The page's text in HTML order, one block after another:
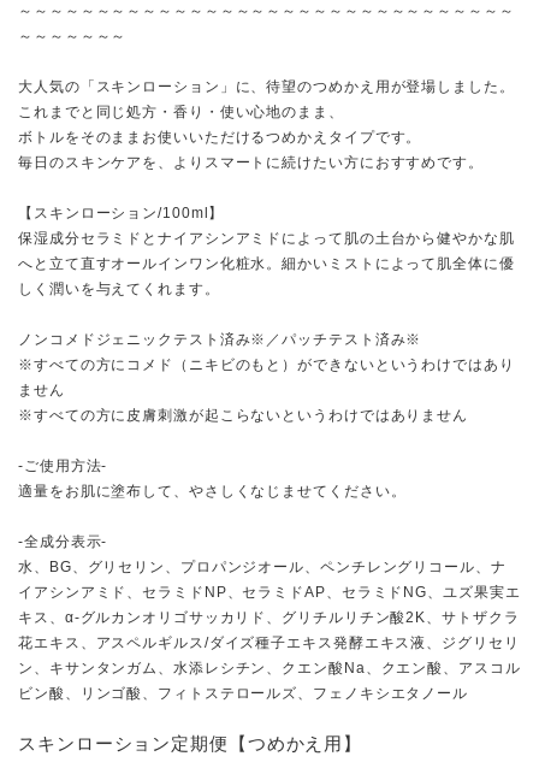
～～～～～～～～～～～～～～～～～～～～～～～～～～～～～～～～
～～～～～～～
大人気の「スキンローション」に、待望のつめかえ用が登場しました。
これまでと同じ処方・香り・使い心地のまま、
ボトルをそのままお使いいただけるつめかえタイプです。
毎日のスキンケアを、よりスマートに続けたい方におすすめです。
【スキンローション/100ml】
保湿成分セラミドとナイアシンアミドによって肌の土台から健やかな肌
へと立て直すオールインワン化粧水。細かいミストによって肌全体に優
しく潤いを与えてくれます。
ノンコメドジェニックテスト済み※／パッチテスト済み※
※すべての方にコメド（ニキビのもと）ができないというわけではあり
ません
※すべての方に皮膚刺激が起こらないというわけではありません
-ご使用方法-
適量をお肌に塗布して、やさしくなじませてください。
-全成分表示-
水、BG、グリセリン、プロパンジオール、ペンチレングリコール、ナ
イアシンアミド、セラミドNP、セラミドAP、セラミドNG、ユズ果実エ
キス、α-グルカンオリゴサッカリド、グリチルリチン酸2K、サトザクラ
花エキス、アスペルギルス/ダイズ種子エキス発酵エキス液、ジグリセリ
ン、キサンタンガム、水添レシチン、クエン酸Na、クエン酸、アスコル
ビン酸、リンゴ酸、フィトステロールズ、フェノキシエタノール
スキンローション定期便【つめかえ用】